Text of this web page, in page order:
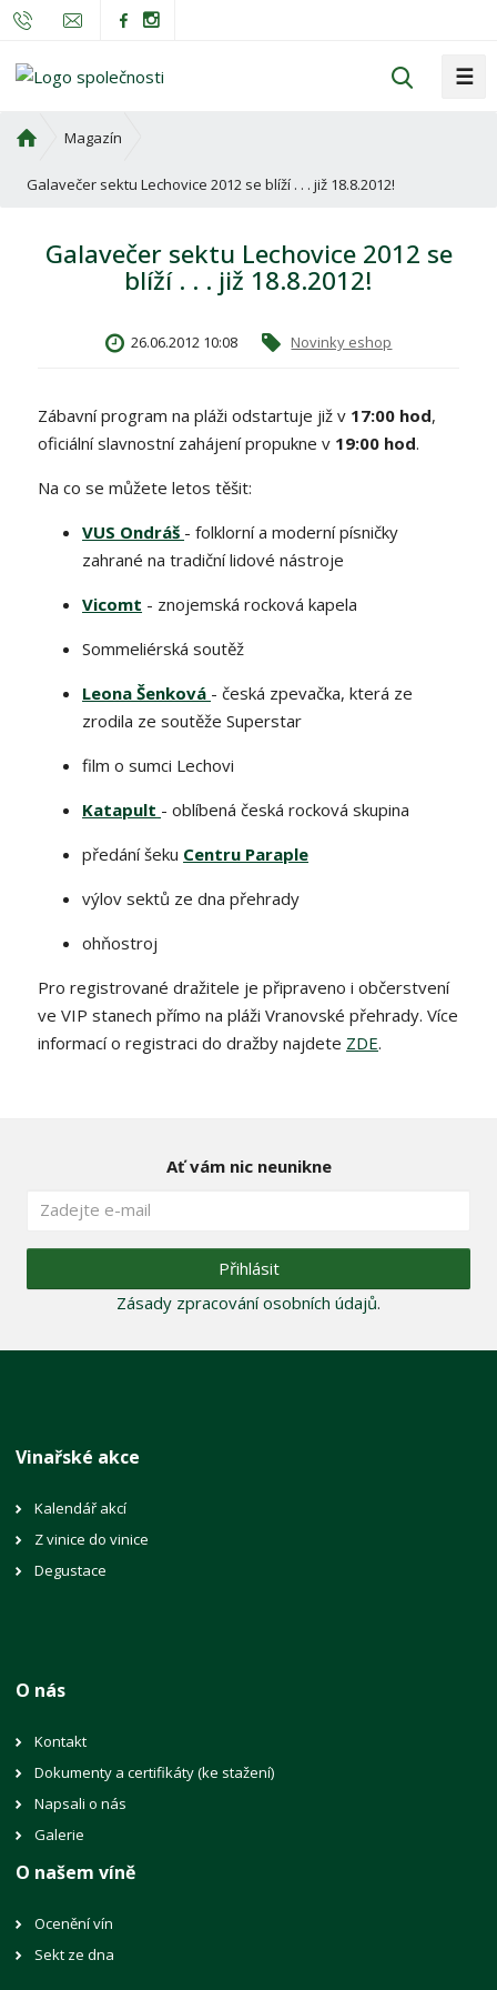
a
t
☰
o
Magazín
Galavečer sektu Lechovice 2012 se blíží . . . již 18.8.2012!
Galavečer sektu Lechovice 2012 se
blíží . . . již 18.8.2012!
26.06.2012 10:08 Novinky eshop
Zábavní program na pláži odstartuje již v 17:00 hod,
oficiální slavnostní zahájení propukne v 19:00 hod.
Na co se můžete letos těšit:
VUS Ondráš - folklorní a moderní písničky
zahrané na tradiční lidové nástroje
Vicomt - znojemská rocková kapela
Sommeliérská soutěž
Leona Šenková - česká zpevačka, která ze
zrodila ze soutěže Superstar
film o sumci Lechovi
Katapult - oblíbená česká rocková skupina
předání šeku Centru Paraple
výlov sektů ze dna přehrady
ohňostroj
Pro registrované dražitele je připraveno i občerstvení
ve VIP stanech přímo na pláži Vranovské přehrady. Více
informací o registraci do dražby najdete ZDE.
Ať vám nic neunikne
Přihlásit
Zásady zpracování osobních údajů.
Vinařské akce
Kalendář akcí
Z vinice do vinice
Degustace
O nás
Kontakt
Dokumenty a certifikáty (ke stažení)
Napsali o nás
Galerie
O našem víně
Ocenění vín
Sekt ze dna